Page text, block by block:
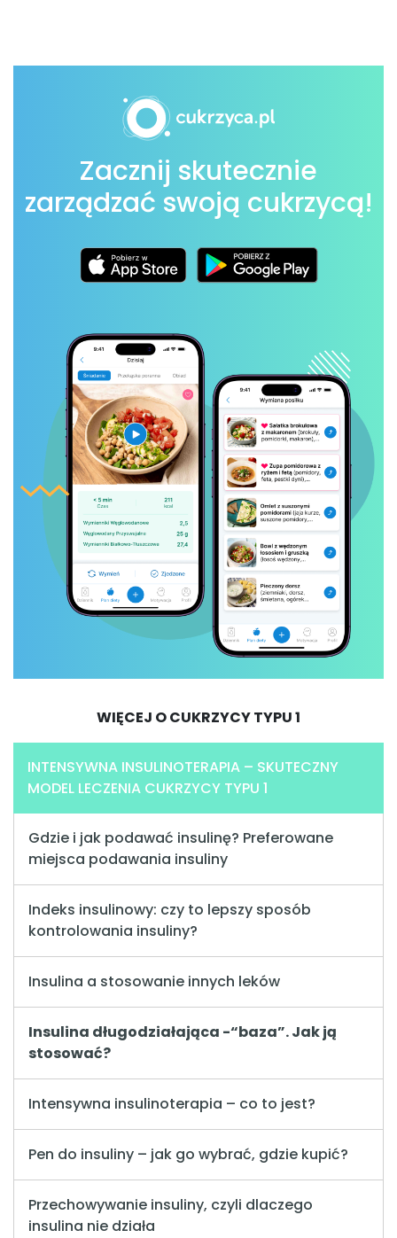
Zacznij skutecznie
zarządzać swoją cukrzycą!
WIĘCEJ O CUKRZYCY TYPU 1
INTENSYWNA INSULINOTERAPIA – SKUTECZNY
MODEL LECZENIA CUKRZYCY TYPU 1
Gdzie i jak podawać insulinę? Preferowane
miejsca podawania insuliny
Indeks insulinowy: czy to lepszy sposób
kontrolowania insuliny?
Insulina a stosowanie innych leków
Insulina długodziałająca -“baza”. Jak ją
stosować?
Intensywna insulinoterapia – co to jest?
Pen do insuliny – jak go wybrać, gdzie kupić?
Przechowywanie insuliny, czyli dlaczego
insulina nie działa